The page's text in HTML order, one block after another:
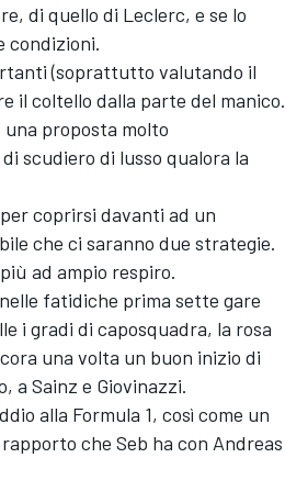
di quello di Leclerc, e se lo
condizioni.
(soprattutto valutando il
il coltello dalla parte del manico.
una proposta molto
scudiero di lusso qualora la
coprirsi davanti ad un
che ci saranno due strategie.
ad ampio respiro.
fatidiche prima sette gare
i gradi di caposquadra, la rosa
una volta un buon inizio di
a Sainz e Giovinazzi.
alla Formula 1, così come un
che Seb ha con Andreas